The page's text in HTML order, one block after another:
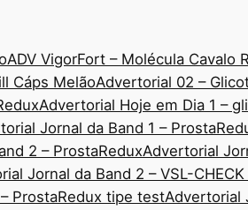
ADV VigorFort – Molécula Cavalo
Cáps MelãoAdvertorial 02 –
Advertorial Hoje em Dia 1 –
Jornal da Band 1 –
2 – ProstaReduxAdvertorial
Jornal da Band 2 – VSL-
ProstaRedux tipe testAdvertorial